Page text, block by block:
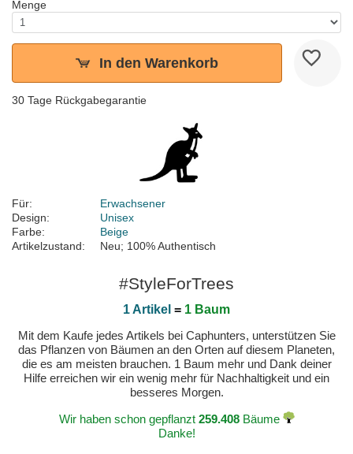
Menge
In den Warenkorb
30 Tage Rückgabegarantie
Für:
Erwachsener
Design:
Unisex
Farbe:
Beige
Artikelzustand:
Neu; 100% Authentisch
#StyleForTrees
1 Artikel = 1 Baum
Mit dem Kaufe jedes Artikels bei Caphunters, unterstützen Sie
das Pflanzen von Bäumen an den Orten auf diesem Planeten,
die es am meisten brauchen. 1 Baum mehr und Dank deiner
Hilfe erreichen wir ein wenig mehr für Nachhaltigkeit und ein
besseres Morgen.
Wir haben schon gepflanzt 259.408Bäume
Danke!